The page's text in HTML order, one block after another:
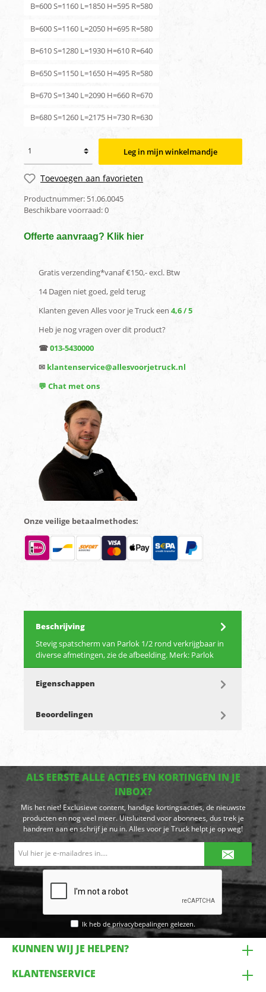
B=600 S=1160 L=1850 H=595 R=580
B=600 S=1160 L=2050 H=695 R=580
B=610 S=1280 L=1930 H=610 R=640
B=650 S=1150 L=1650 H=495 R=580
B=670 S=1340 L=2090 H=660 R=670
B=680 S=1260 L=2175 H=730 R=630
Leg in mijn winkelmandje
Toevoegen aan favorieten
Productnummer: 51.06.0045
Beschikbare voorraad:0
Offerte aanvraag? Klik hier
Gratis verzending*vanaf €150,- excl. Btw
14 Dagen niet goed, geld terug
Klanten geven Alles voor je Truck een 4,6 / 5
Heb je nog vragen over dit product?
☎013-5430000
✉ klantenservice@allesvoorjetruck.nl
💬 Chat met ons
Onze veilige betaalmethodes:
Beschrijving
Stevig spatscherm van Parlok 1/2 rond verkrijgbaar in
diverse afmetingen, zie de afbeelding. Merk: Parlok
Eigenschappen
Beoordelingen
ALS EERSTE ALLE ACTIES EN KORTINGEN IN JE
INBOX?
Mis het niet! Exclusieve content, handige kortingsacties, de nieuwste
producten en nog veel meer. Uitsluitend voor abonnees, dus trek je
handrem aan en schrijf je nu in. Alles voor je Truck helpt je op weg!
Ik heb de privacybepalingen gelezen.
KUNNEN WIJ JE HELPEN?
KLANTENSERVICE